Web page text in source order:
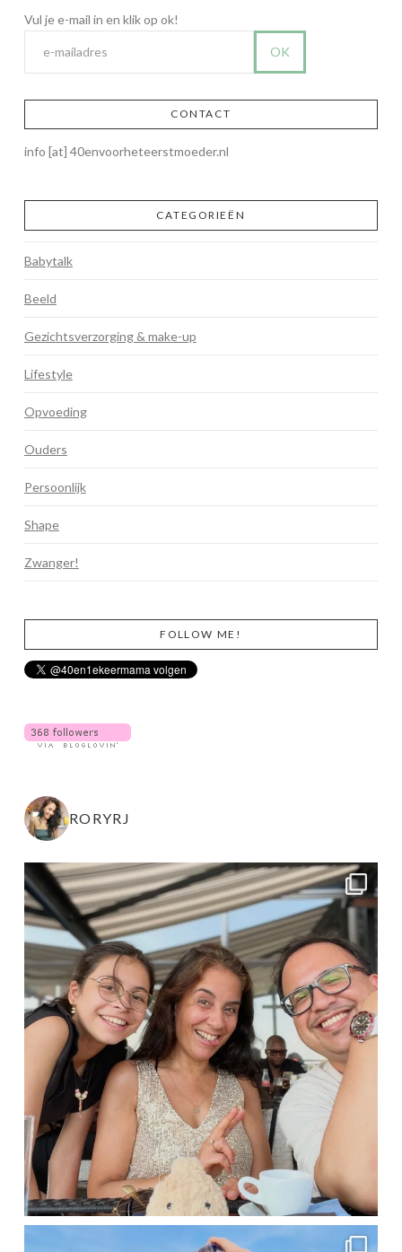
CONTACT
info [at] 40envoorheteerstmoeder.nl
CATEGORIEËN
Babytalk
Beeld
Gezichtsverzorging & make-up
Lifestyle
Opvoeding
Ouders
Persoonlijk
Shape
Zwanger!
FOLLOW ME!
RORYRJ